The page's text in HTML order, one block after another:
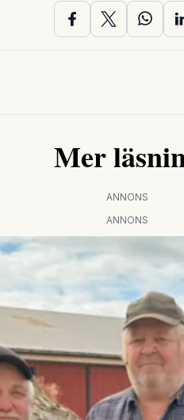
Mer
ANNONS
ANNONS